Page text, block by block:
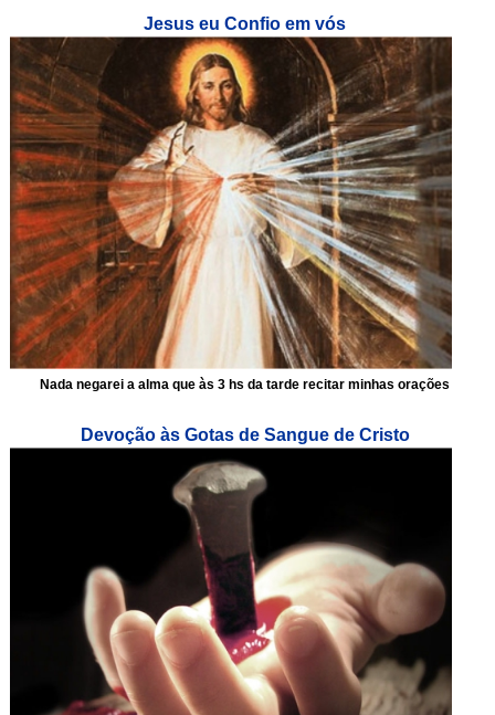
Jesus eu Confio em vós
Nada negarei a alma que às 3 hs da tarde recitar minhas orações
Devoção às Gotas de Sangue de Cristo